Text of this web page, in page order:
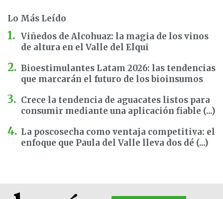
Lo Más Leído
Viñedos de Alcohuaz: la magia de los vinos
de altura en el Valle del Elqui
Bioestimulantes Latam 2026: las tendencias
que marcarán el futuro de los bioinsumos
Crece la tendencia de aguacates listos para
consumir mediante una aplicación fiable (...)
La poscosecha como ventaja competitiva: el
enfoque que Paula del Valle lleva dos dé (...)